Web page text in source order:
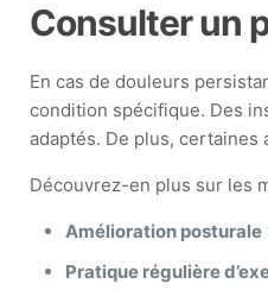
Consulter un
En cas de douleurs
condition spécifique. Des
adaptés. De plus, certaines
Découvrez-en plus sur les
Amélioration posturale
Pratique régulière